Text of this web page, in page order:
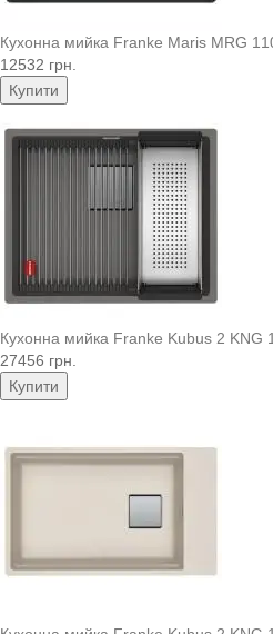
Кухонна мийка Franke Maris MRG
12532 грн.
Купити
Кухонна мийка Franke Kubus 2 KNG
27456 грн.
Купити